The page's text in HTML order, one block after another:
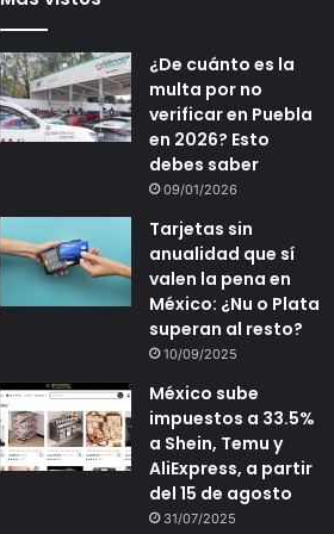
¿De cuánto es la
multa por no
verificar en Puebla
en 2026? Esto
debes saber
09/01/2026
Tarjetas sin
anualidad que sí
valen la pena en
México: ¿Nu o Plata
superan al resto?
10/09/2025
México sube
impuestos a 33.5%
a Shein, Temu y
AliExpress, a partir
del 15 de agosto
31/07/2025